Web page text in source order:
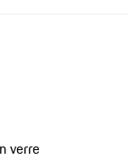
verre